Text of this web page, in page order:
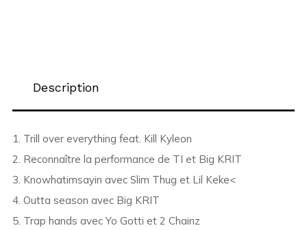
Description
1. Trill over everything feat. Kill Kyleon
2. Reconnaître la performance de TI et Big KRIT
3. Knowhatimsayin avec Slim Thug et Lil Keke<
4. Outta season avec Big KRIT
5. Trap hands avec Yo Gotti et 2 Chainz